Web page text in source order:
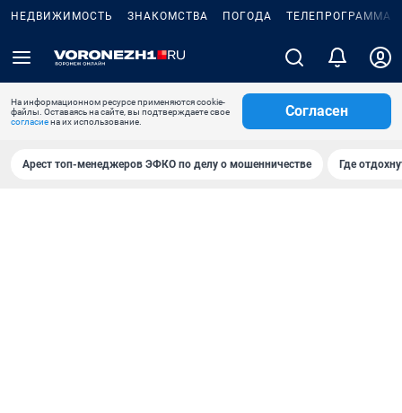
НЕДВИЖИМОСТЬ ЗНАКОМСТВА ПОГОДА ТЕЛЕПРОГРАММА
На информационном ресурсе применяются cookie-
файлы. Оставаясь на сайте, вы подтверждаете свое
согласиена их использование.
Согласен
Арест топ-менеджеров ЭФКО по делу о мошенничестве Где